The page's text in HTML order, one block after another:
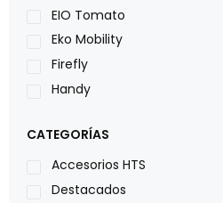
EIO Tomato
Eko Mobility
Firefly
Handy
Leggero
Lumex
Medical Store
CATEGORÍAS
Accesorios HTS
Destacados